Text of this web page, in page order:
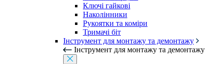
Ключі гайкові
Наколінники
Рукоятки та коміри
Тримачі біт
Інструмент для монтажу та демонтажу
Інструмент для монтажу та демонтажу